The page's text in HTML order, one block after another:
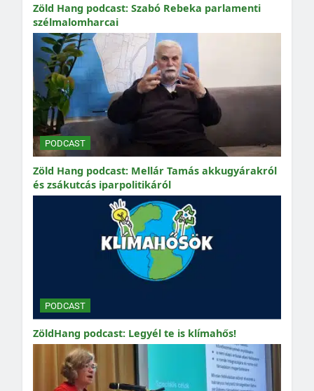
Zöld Hang podcast: Szabó Rebeka parlamenti
szélmalomharcai
PODCAST
Zöld Hang podcast: Mellár Tamás akkugyárakról
és zsákutcás iparpolitikáról
PODCAST
ZöldHang podcast: Legyél te is klímahős!